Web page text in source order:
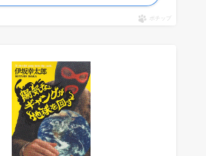
ポチップ